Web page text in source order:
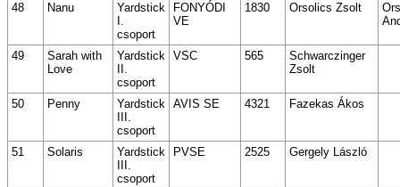
48 Nanu
Yardstick
I.
csoport
FONYÓDI
VE
1830 Orsolics Zsolt
49
Sarah with
Love
Yardstick
II.
csoport
VSC 565
Schwarczinger
Zsolt
50 Penny
Yardstick
III.
csoport
AVIS SE 4321 Fazekas Ákos
51 Solaris
Yardstick
III.
csoport
PVSE 2525 Gergely László